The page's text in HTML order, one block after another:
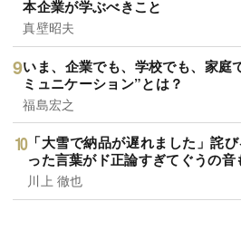
本企業が学ぶべきこと
真壁昭夫
いま、企業でも、学校でも、家庭
ミュニケーション”とは？
福島宏之
「大雪で納品が遅れました」詫
った言葉がド正論すぎてぐうの音
川上 徹也